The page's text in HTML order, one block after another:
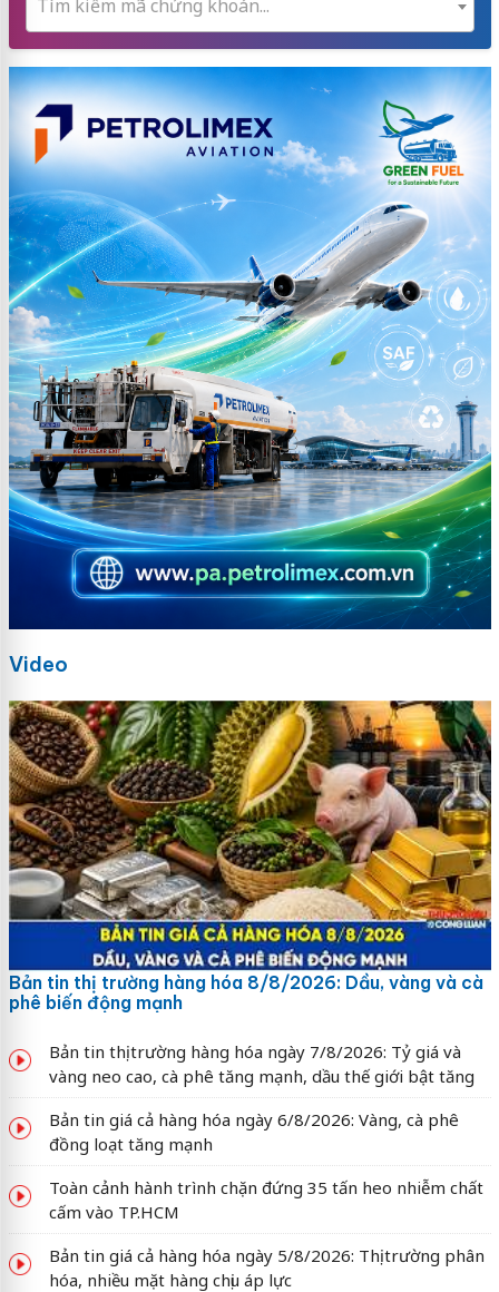
Tìm kiếm mã chứng khoán...
Video
Bản tin thị trường hàng hóa 8/8/2026: Dầu, vàng và cà
phê biến động mạnh
Bản tin thị trường hàng hóa ngày 7/8/2026: Tỷ giá và
vàng neo cao, cà phê tăng mạnh, dầu thế giới bật tăng
Bản tin giá cả hàng hóa ngày 6/8/2026: Vàng, cà phê
đồng loạt tăng mạnh
Toàn cảnh hành trình chặn đứng 35 tấn heo nhiễm chất
cấm vào TP.HCM
Bản tin giá cả hàng hóa ngày 5/8/2026: Thị trường phân
hóa, nhiều mặt hàng chịu áp lực